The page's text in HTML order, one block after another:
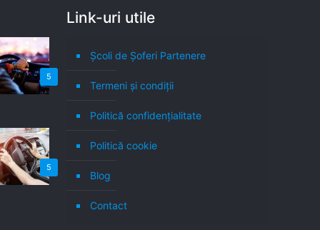
5
5
Link-uri utile
Școli de Șoferi Partenere
Termeni şi condiţii
Politică confidenţialitate
Politică cookie
Blog
Contact